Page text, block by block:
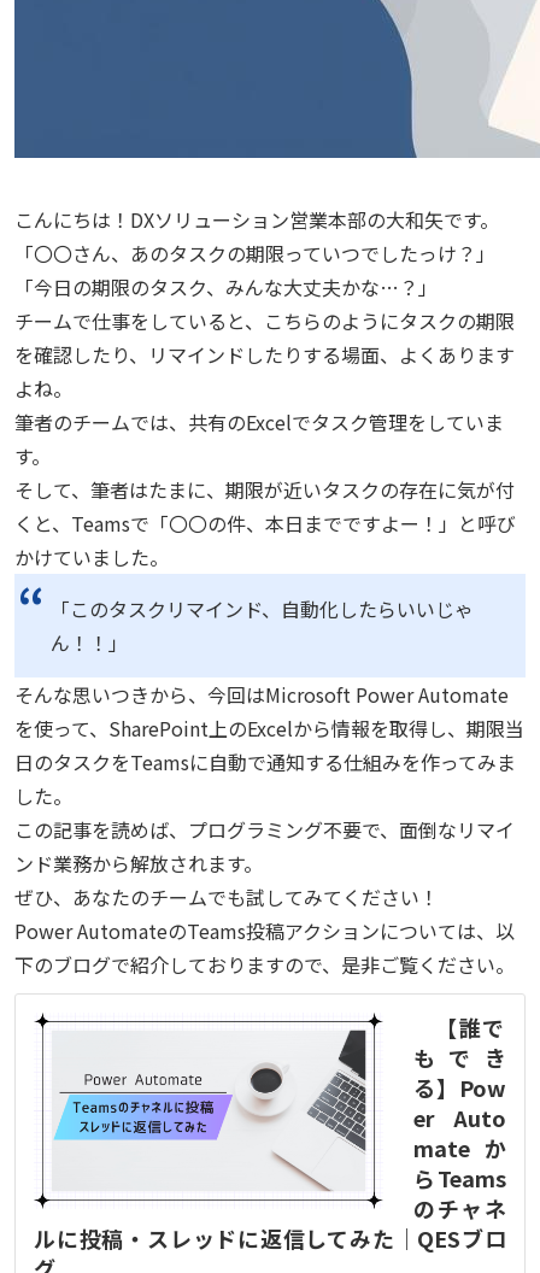
こんにちは！DXソリューション営業本部の大和矢です。
「〇〇さん、あのタスクの期限っていつでしたっけ？」
「今日の期限のタスク、みんな大丈夫かな…？」
チームで仕事をしていると、こちらのようにタスクの期限
を確認したり、リマインドしたりする場面、よくあります
よね。
筆者のチームでは、共有のExcelでタスク管理をしていま
す。
そして、筆者はたまに、期限が近いタスクの存在に気が付
くと、Teamsで「〇〇の件、本日までですよー！」と呼び
かけていました。
「このタスクリマインド、自動化したらいいじゃ
ん！！」
そんな思いつきから、今回はMicrosoft Power Automate
を使って、SharePoint上のExcelから情報を取得し、期限当
日のタスクをTeamsに自動で通知する仕組みを作ってみま
した。
この記事を読めば、プログラミング不要で、面倒なリマイ
ンド業務から解放されます。
ぜひ、あなたのチームでも試してみてください！
Power AutomateのTeams投稿アクションについては、以
下のブログで紹介しておりますので、是非ご覧ください。
【誰で
もでき
る】Pow
er Auto
mateか
らTeams
のチャネ
ルに投稿・スレッドに返信してみた｜QESブロ